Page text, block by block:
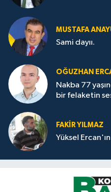
MUSTAFA
Sami dayıı.
OĞUZHAN
Nakba 77
bir felaketin
FAKİR YILMAZ
Yüksel